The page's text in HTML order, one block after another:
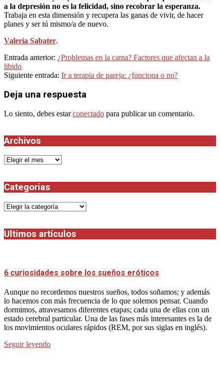
a la depresión no es la felicidad, sino recobrar la esperanza.
Trabaja en esta dimensión y recupera las ganas de vivir, de hacer
planes y ser tú mismo/a de nuevo.
Valeria Sabater.
2023-
10-
20
Entrada anterior: ¿Problemas en la cama? Factores que afectan a la
libido
Siguiente entrada: Ir a terapia de pareja: ¿funciona o no?
Deja una respuesta
Lo siento, debes estarconectado para publicar un comentario.
Archivos
Archivos
Categorias
Categorias
Ultimos artículos
6 curiosidades sobre los sueños eróticos
Aunque no recordemos nuestros sueños, todos soñamos; y además
lo hacemos con más frecuencia de lo que solemos pensar. Cuando
dormimos, atravesamos diferentes etapas; cada una de ellas con un
estado cerebral particular. Una de las fases más interesantes es la de
los movimientos oculares rápidos (REM, por sus siglas en inglés).
Seguir leyendo